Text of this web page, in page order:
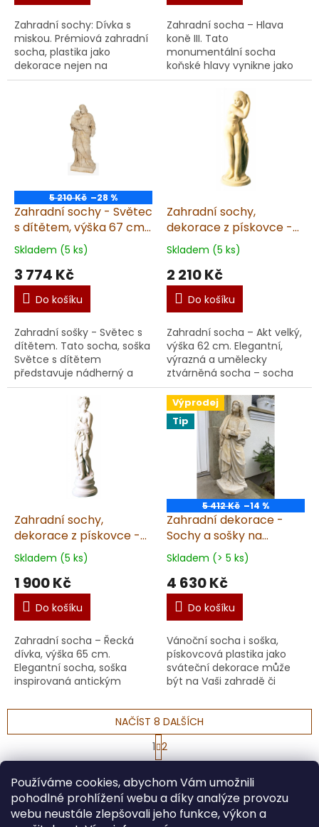
Používáme cookies, abychom Vám umožnili
pohodlné prohlížení webu a díky analýze provozu
webu neustále zlepšovali jeho funkce, výkon a
Zahradní sochy: Dívka s
miskou. Prémiová zahradní
socha, plastika jako
dekorace nejen na
zahradu. Vyrobená v ČR z
pískovce. Unikátní ruční
Zahradní socha – Hlava
koně III. Tato
monumentální socha
koňské hlavy vynikne jako
výrazný umělecký prvek
každé zahrady, vstupu
nebo terasy. Socha je
vyrobena z odol...
5 210 Kč –28 %
Zahradní sochy - Světec
s dítětem, výška 67 cm,
27 kg, pískovec
Skladem (5 ks)
3 774 Kč
Do košíku
Zahradní sošky - Světec s
dítětem. Tato socha, soška
Světce s dítětem
představuje nádherný a
symbolický prvek pro vaši
zahradu či interiér. Socha,
soška zobrazuje la...
Zahradní sochy,
dekorace z pískovce -
Akt velký, výška 62 cm,
10 kg, pískovec
Skladem (5 ks)
2 210 Kč
Do košíku
Zahradní socha – Akt velký,
výška 62 cm. Elegantní,
výrazná a umělecky
ztvárněná socha – socha
Akt velký vnese do vaší
zahrady nádech klasiky a
umělecké estetiky. Se...
Zahradní sochy,
dekorace z pískovce -
Soška řecká dívka,
výška 65 cm, 7 kg,
pískovec
Skladem (5 ks)
1 900 Kč
Do košíku
Zahradní socha – Řecká
dívka, výška 65 cm.
Elegantní socha, soška
inspirovaná antickým
zahrady nebo interiéru
kouzlo starověkého Řecka.
Socha Ře...
Výprodej
Tip
5 412 Kč –14 %
Zahradní dekorace -
Sochy a sošky na
zahradu, Svatý Josef
38kg T
Skladem (> 5 ks)
4 630 Kč
Do košíku
Vánoční socha i soška,
pískovcová plastika jako
sváteční dekorace může
být na Vaši zahradě či
zahradu, dekorace do
interiéru. Vánoční socha,
dekora...
O
l
á
d
NAČÍST 8 DALŠÍCH
S
t
r
á
n
k
o
1 2
NAHORU